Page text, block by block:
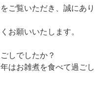
ご覧いただき、誠にあり
お願いいたします。
しでしたか？
はお雑煮を食べて過ごし